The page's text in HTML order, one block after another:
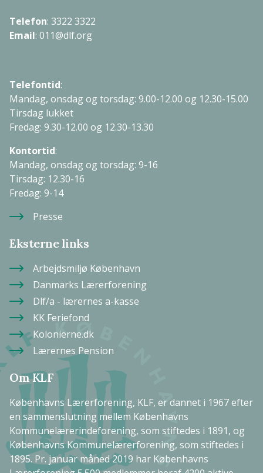
Telefon: 3322 3322
Email: 011@dlf.org
Telefontid:
Mandag, onsdag og torsdag: 9.00-12.00 og 12.30-15.00
Tirsdag lukket
Fredag: 9.30-12.00 og 12.30-13.30
Kontortid:
Mandag, onsdag og torsdag: 9-16
Tirsdag: 12.30-16
Fredag: 9-14
Presse
Eksterne links
Arbejdsmiljø København
Danmarks Lærerforening
Dlf/a - lærernes a-kasse
KK Feriefond
Kolonierne.dk
Lærernes Pension
Om KLF
Københavns Lærerforening, KLF, er dannet i 1967 efter
en sammenslutning mellem Københavns
Kommunelærerindeforening, som stiftedes i 1891, og
Københavns Kommunelærerforening, som stiftedes i
1895. Pr. januar måned 2019 har Københavns